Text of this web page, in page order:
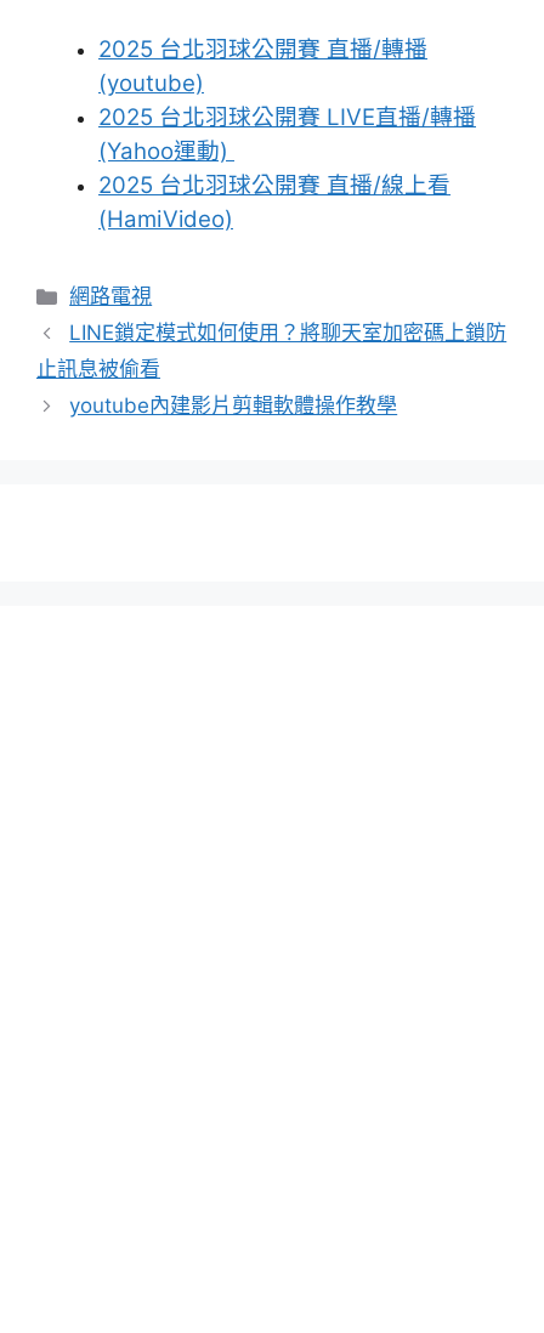
2025 台北羽球公開賽 直播/轉播
(youtube)
2025 台北羽球公開賽 LIVE直播/轉播
(Yahoo運動)
2025 台北羽球公開賽 直播/線上看
(HamiVideo)
分
類
網路電視
LINE鎖定模式如何使用？將聊天室加密碼上鎖防
止訊息被偷看
youtube內建影片剪輯軟體操作教學